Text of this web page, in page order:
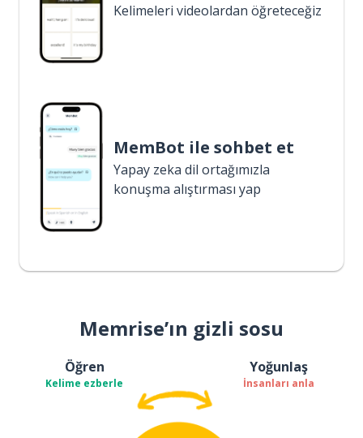
Kelimeleri videolardan öğreteceğiz
MemBot ile sohbet et
Yapay zeka dil ortağımızla
konuşma alıştırması yap
Memrise’ın gizli sosu
Öğren
Kelime ezberle
Yoğunlaş
İnsanları anla